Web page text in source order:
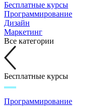
Бесплатные курсы
Программирование
Дизайн
Маркетинг
Все категории
Бесплатные курсы
Программирование